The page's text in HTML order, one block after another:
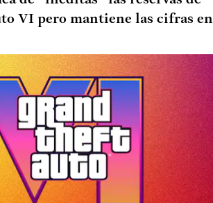
VI pero mantiene las cifras en